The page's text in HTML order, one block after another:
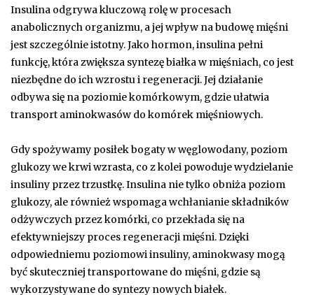
Insulina odgrywa kluczową rolę w procesach
anabolicznych organizmu, a jej wpływ na budowę mięśni
jest szczególnie istotny. Jako hormon, insulina pełni
funkcję, która zwiększa syntezę białka w mięśniach, co jest
niezbędne do ich wzrostu i regeneracji. Jej działanie
odbywa się na poziomie komórkowym, gdzie ułatwia
transport aminokwasów do komórek mięśniowych.
Gdy spożywamy posiłek bogaty w węglowodany, poziom
glukozy we krwi wzrasta, co z kolei powoduje wydzielanie
insuliny przez trzustkę. Insulina nie tylko obniża poziom
glukozy, ale również wspomaga wchłanianie składników
odżywczych przez komórki, co przekłada się na
efektywniejszy proces regeneracji mięśni. Dzięki
odpowiedniemu poziomowi insuliny, aminokwasy mogą
być skuteczniej transportowane do mięśni, gdzie są
wykorzystywane do syntezy nowych białek.